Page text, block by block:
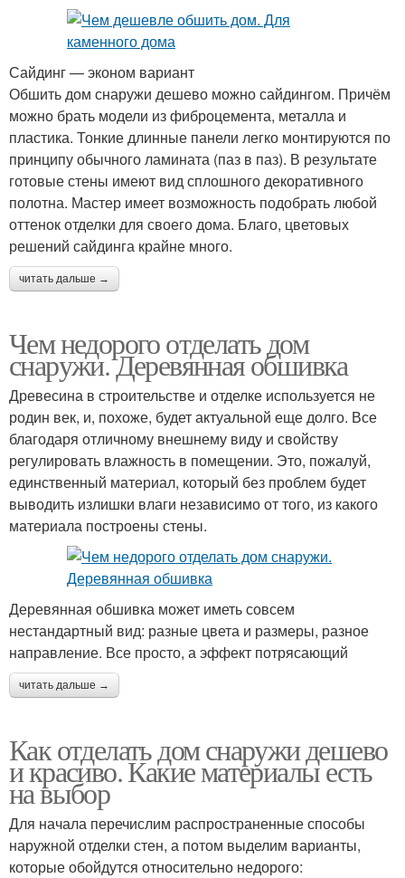
Сайдинг — эконом вариант
Обшить дом снаружи дешево можно сайдингом. Причём
можно брать модели из фиброцемента, металла и
пластика. Тонкие длинные панели легко монтируются по
принципу обычного ламината (паз в паз). В результате
готовые стены имеют вид сплошного декоративного
полотна. Мастер имеет возможность подобрать любой
оттенок отделки для своего дома. Благо, цветовых
решений сайдинга крайне много.
читать дальше →
Чем недорого отделать дом
снаружи. Деревянная обшивка
Древесина в строительстве и отделке используется не
родин век, и, похоже, будет актуальной еще долго. Все
благодаря отличному внешнему виду и свойству
регулировать влажность в помещении. Это, пожалуй,
единственный материал, который без проблем будет
выводить излишки влаги независимо от того, из какого
материала построены стены.
Деревянная обшивка может иметь совсем
нестандартный вид: разные цвета и размеры, разное
направление. Все просто, а эффект потрясающий
читать дальше →
Как отделать дом снаружи дешево
и красиво. Какие материалы есть
на выбор
Для начала перечислим распространенные способы
наружной отделки стен, а потом выделим варианты,
которые обойдутся относительно недорого: